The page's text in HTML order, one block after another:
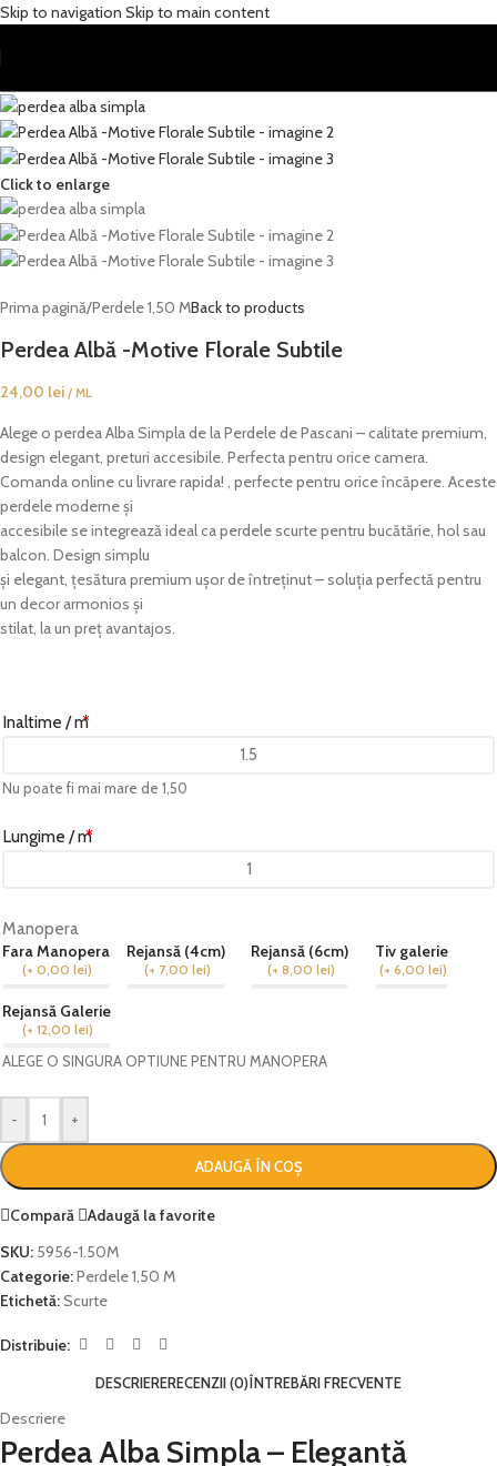
Skip to navigation Skip to main content
Click to enlarge
Prima pagină/Perdele 1,50 MBack to products
Perdea Albă -Motive Florale Subtile
24,00 lei / ML
Alege o perdea Alba Simpla de la Perdele de Pascani – calitate premium,
design elegant, preturi accesibile. Perfecta pentru orice camera.
Comanda online cu livrare rapida! , perfecte pentru orice încăpere. Aceste
perdele moderne și
accesibile se integrează ideal ca perdele scurte pentru bucătărie, hol sau
balcon. Design simplu
și elegant, țesătura premium ușor de întreținut – soluția perfectă pentru
un decor armonios și
stilat, la un preț avantajos.
Inaltime / m
*
Nu poate fi mai mare de 1,50
Lungime / m
*
Manopera
Fara Manopera
(+ 0,00 lei)
Rejansă (4cm)
(+ 7,00 lei)
Rejansă (6cm)
(+ 8,00 lei)
Tiv galerie
(+ 6,00 lei)
Rejansă Galerie
(+ 12,00 lei)
ALEGE O SINGURA OPTIUNE PENTRU MANOPERA
- +
ADAUGĂ ÎN COȘ
Compară
Adaugă la favorite
SKU: 5956-1.50M
Categorie:Perdele 1,50 M
Etichetă:Scurte
Distribuie:
DESCRIERERECENZII (0)ÎNTREBĂRI FRECVENTE
Descriere
Perdea Alba Simpla – Eleganță